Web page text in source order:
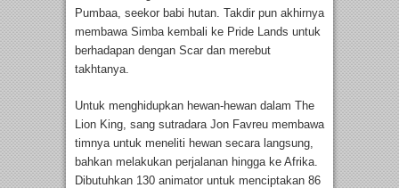
Pumbaa, seekor babi hutan. Takdir pun akhirnya
membawa Simba kembali ke Pride Lands untuk
berhadapan dengan Scar dan merebut
takhtanya.
Untuk menghidupkan hewan-hewan dalam The
Lion King, sang sutradara Jon Favreu membawa
timnya untuk meneliti hewan secara langsung,
bahkan melakukan perjalanan hingga ke Afrika.
Dibutuhkan 130 animator untuk menciptakan 86